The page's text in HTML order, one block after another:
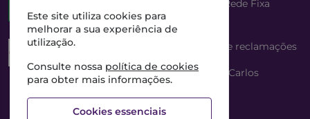
217987100 (Chamada para Rede Fixa
Nacional)
Esta Farmácia dispõe de livro de reclamações
Director Técnico e Proprietário: António Carlos
Saraiva Cabral Costa
NIPC: 507218906 | Farmácia Gama, Lda.
Este site utiliza cookies para
melhorar a sua experiência de
utilização.
Consulte nossa política de cookies
para obter mais informações.
Cookies essenciais